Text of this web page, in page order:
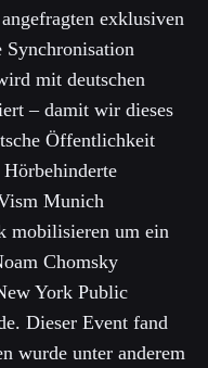
exklusiven
Synchronisation
mit deutschen
– damit wir dieses
Öffentlichkeit
Munich
mobilisieren um ein
Chomsky
York Public
Dieser Event fand
wurde unter anderem